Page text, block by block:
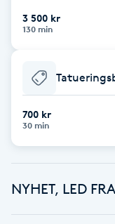
Diamantslipning
Extensions
Extensions
3 500 kr
130 min
700 kr
30 min
NYHET, LED